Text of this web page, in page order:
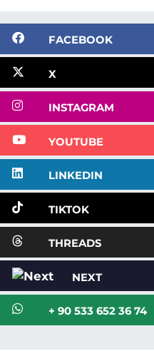
FACEBOOK
X
INSTAGRAM
YOUTUBE
LINKEDIN
TIKTOK
THREADS
NEXT
+ 90 533 652 36 74